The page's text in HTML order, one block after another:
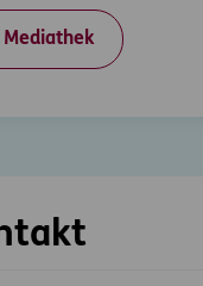
Mediathek